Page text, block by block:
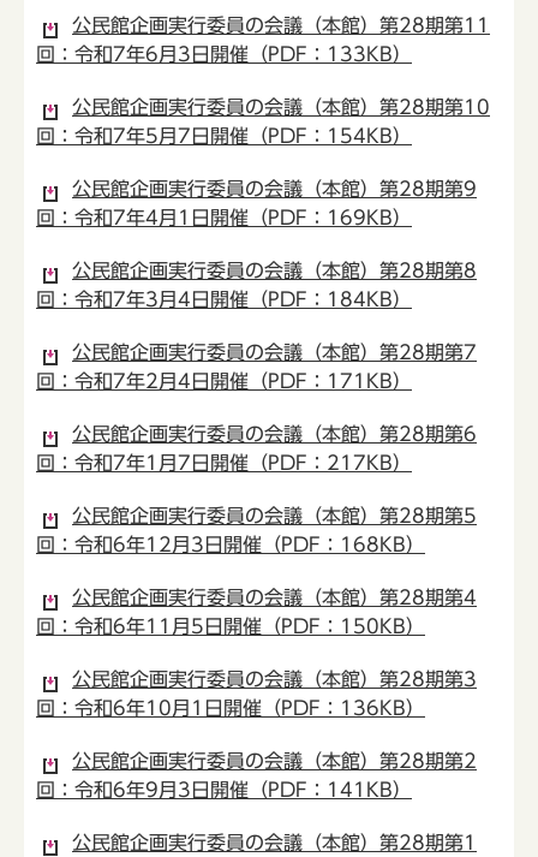
公民館企画実行委員の会議（本館）第28期第11
回：令和7年6月3日開催（PDF：133KB）
公民館企画実行委員の会議（本館）第28期第10
回：令和7年5月7日開催（PDF：154KB）
公民館企画実行委員の会議（本館）第28期第9
回：令和7年4月1日開催（PDF：169KB）
公民館企画実行委員の会議（本館）第28期第8
回：令和7年3月4日開催（PDF：184KB）
公民館企画実行委員の会議（本館）第28期第7
回：令和7年2月4日開催（PDF：171KB）
公民館企画実行委員の会議（本館）第28期第6
回：令和7年1月7日開催（PDF：217KB）
公民館企画実行委員の会議（本館）第28期第5
回：令和6年12月3日開催（PDF：168KB）
公民館企画実行委員の会議（本館）第28期第4
回：令和6年11月5日開催（PDF：150KB）
公民館企画実行委員の会議（本館）第28期第3
回：令和6年10月1日開催（PDF：136KB）
公民館企画実行委員の会議（本館）第28期第2
回：令和6年9月3日開催（PDF：141KB）
公民館企画実行委員の会議（本館）第28期第1